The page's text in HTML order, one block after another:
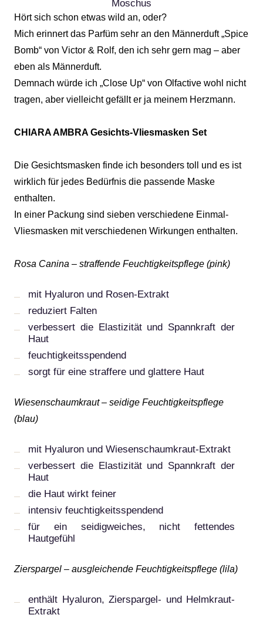
Moschus
Hört sich schon etwas wild an, oder?
Mich erinnert das Parfüm sehr an den Männerduft „Spice
Bomb“ von Victor & Rolf, den ich sehr gern mag – aber
eben als Männerduft.
Demnach würde ich „Close Up“ von Olfactive wohl nicht
tragen, aber vielleicht gefällt er ja meinem Herzmann.
CHIARA AMBRA Gesichts-Vliesmasken Set
Die Gesichtsmasken finde ich besonders toll und es ist
wirklich für jedes Bedürfnis die passende Maske
enthalten.
In einer Packung sind sieben verschiedene Einmal-
Vliesmasken mit verschiedenen Wirkungen enthalten.
Rosa Canina – straffende Feuchtigkeitspflege (pink)
mit Hyaluron und Rosen-Extrakt
reduziert Falten
verbessert die Elastizität und Spannkraft der
Haut
feuchtigkeitsspendend
sorgt für eine straffere und glattere Haut
Wiesenschaumkraut – seidige Feuchtigkeitspflege
(blau)
mit Hyaluron und Wiesenschaumkraut-Extrakt
verbessert die Elastizität und Spannkraft der
Haut
die Haut wirkt feiner
intensiv feuchtigkeitsspendend
für ein seidigweiches, nicht fettendes
Hautgefühl
Zierspargel – ausgleichende Feuchtigkeitspflege (lila)
enthält Hyaluron, Zierspargel- und Helmkraut-
Extrakt